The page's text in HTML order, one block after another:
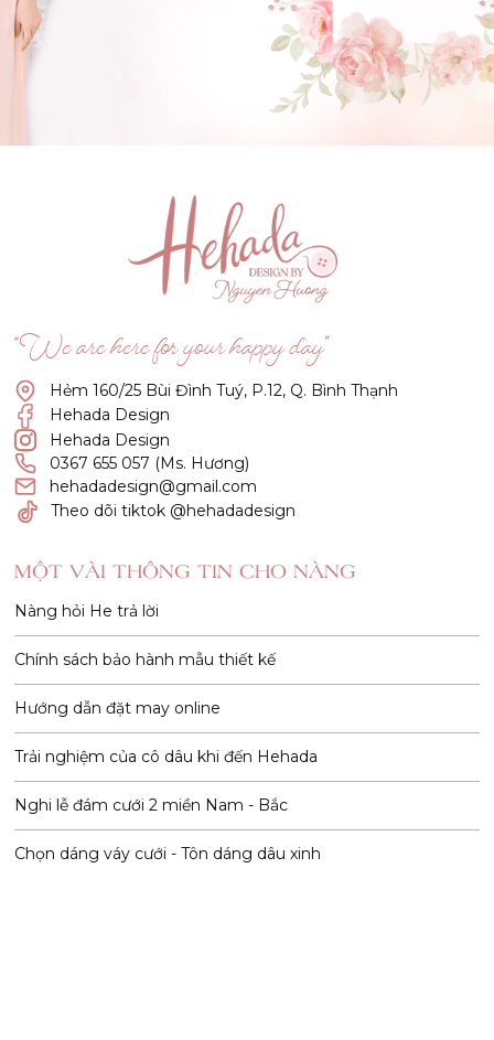
GẬT ĐẦU NHÉ NÀNG !
(Click vào đây để He và Nàng có 1 cuộc hẹn nà)
“We are here for your happy day”
Hẻm 160/25 Bùi Đình Tuý, P.12, Q. Bình Thạnh
Hehada Design
Hehada Design
0367 655 057 (Ms. Hương)
hehadadesign@gmail.com
Theo dõi tiktok @hehadadesign
MỘT VÀI THÔNG TIN CHO NÀNG
Nàng hỏi He trả lời
Chính sách bảo hành mẫu thiết kế
Hướng dẫn đặt may online
Trải nghiệm của cô dâu khi đến Hehada
Nghi lễ đám cưới 2 miền Nam - Bắc
Chọn dáng váy cưới - Tôn dáng dâu xinh